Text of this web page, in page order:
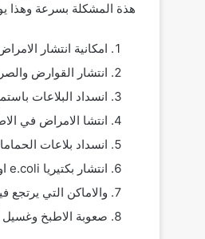
هذة المشكلة بسرعة وهذا
امكانية انتشار
انتشار القوارض
انسداد البلاعات
انتشا الامراض في
انسداد بلاعات
انتشار بكتيريا e.coli او السلامونيلا او الاستافيلو كوكس وهذة الانواع من البكتيريا تنتشر في الاماكن السيئة الرائحة
والاماكن التي يرتجع
صعوبة الاطبخ وغسيل